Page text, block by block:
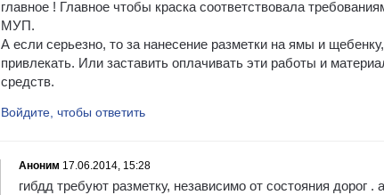
главное ! Главное чтобы краска соответствовала
МУП.
А если серьезно, то за нанесение разметки на ямы и
привлекать. Или заставить оплачивать эти работы и
средств.
Войдите, чтобы ответить
Аноним 17.06.2014, 15:28
гибдд требуют разметку, независимо от состояния дорог